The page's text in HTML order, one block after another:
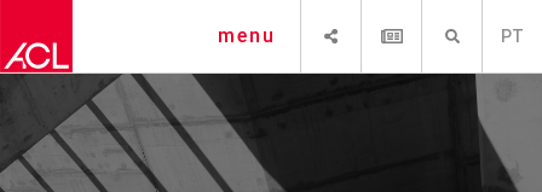
PT
menu